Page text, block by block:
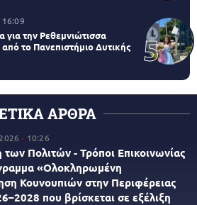
16:09
την Ρεθεμνιώτισσα
το Πανεπιστήμιο Δυτικής
ΑΡΘΡΑ
10:26
Πολιτών - Τρόποι Επικοινωνίας
«Ολοκληρωμένη
Κουνουπιών στην Περιφέρειας
που βρίσκεται σε εξέλιξη